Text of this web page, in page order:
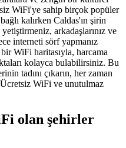
WiFi'ye sahip birçok popüler
kalırken Caldas'ın şirin
arkadaşlarınız ve
interneti sörf yapmanız
WiFi haritasıyla, harcama
kolayca bulabilirsiniz. Bu
tadını çıkarın, her zaman
Ücretsiz WiFi ve unutulmaz
olan şehirler